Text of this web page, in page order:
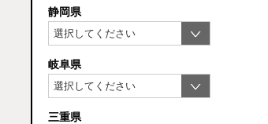
静岡県
岐阜県
三重県